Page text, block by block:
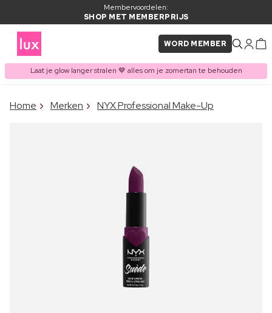
Membervoordelen:
SHOP MET MEMBERPRIJS
WORD MEMBER
Laat je glow langer stralen 🤎 alles om je zomertan te behouden
ITEM TOEGEVOEGD AAN
Vaak samen gekocht met
Home Merken NYX Professional Make-Up